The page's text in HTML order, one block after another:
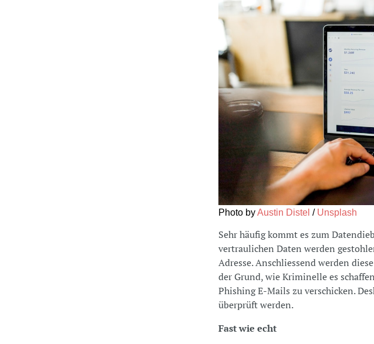
Photo byAustin Distel / Unsplash
Sehr häufig kommt es zum
vertraulichen Daten werden
Adresse. Anschliessend werden
der Grund, wie Kriminelle es
Phishing E-Mails zu verschicken.
überprüft werden.
Fast wie echt